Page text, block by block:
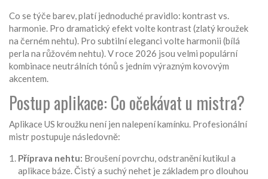
Co se týče barev, platí jednoduché pravidlo: kontrast vs.
harmonie. Pro dramatický efekt volte kontrast (zlatý kroužek
na černém nehtu). Pro subtilní eleganci volte harmonii (bílá
perla na růžovém nehtu). V roce 2026 jsou velmi populární
kombinace neutrálních tónů s jedním výrazným kovovým
akcentem.
Postup aplikace: Co očekávat u mistra?
Aplikace US kroužku není jen nalepení kamínku. Profesionální
mistr postupuje následovně:
Příprava nehtu: Broušení povrchu, odstranění kutikul a
aplikace báze. Čistý a suchý nehet je základem pro dlouhou